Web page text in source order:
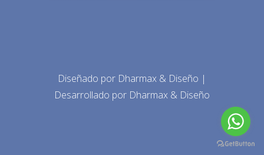
Diseñado por Dharmax & Diseño |
Desarrollado por Dharmax & Diseño